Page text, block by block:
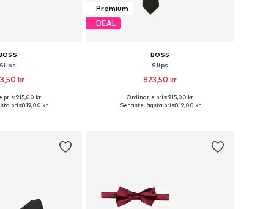
Slips
kr
One Size
pris: 915,00 kr
pris:819,00 kr
Premium
DEAL
BOSS
Slips
823,50 kr
Tillgängliga storlekar: One Size
Ordinarie pris: 915,00 kr
Senaste lägsta pris:819,00 kr